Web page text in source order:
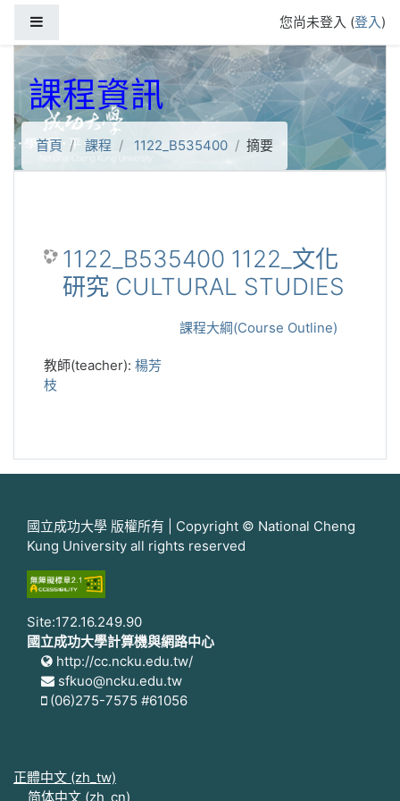
您尚未登入 (登入)
課程資訊
首頁 課程 1122_B535400 摘要
1122_B535400 1122_文化
研究 CULTURAL STUDIES
課程大綱(Course Outline)
教師(teacher): 楊芳
枝
國立成功大學 版權所有 | Copyright © National Cheng
Kung University all rights reserved
Site:172.16.249.90
國立成功大學計算機與網路中心
http://cc.ncku.edu.tw/
sfkuo@ncku.edu.tw
(06)275-7575 #61056
正體中文 ‎(zh_tw)‎
简体中文 ‎(zh_cn)‎